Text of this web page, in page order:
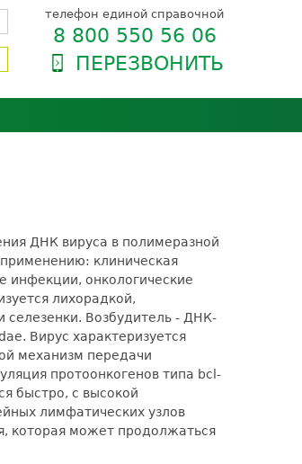
телефон единой справочной
8 800 550 56 06
ПЕРЕЗВОНИТЬ
ДНК вируса в полимеразной
клиническая
инфекции, онкологические
лихорадкой,
Возбудитель - ДНК-
Вирус характеризуется
механизм передачи
протоонкогенов типа bcl-
быстро, с высокой
лимфатических узлов
которая может продолжаться